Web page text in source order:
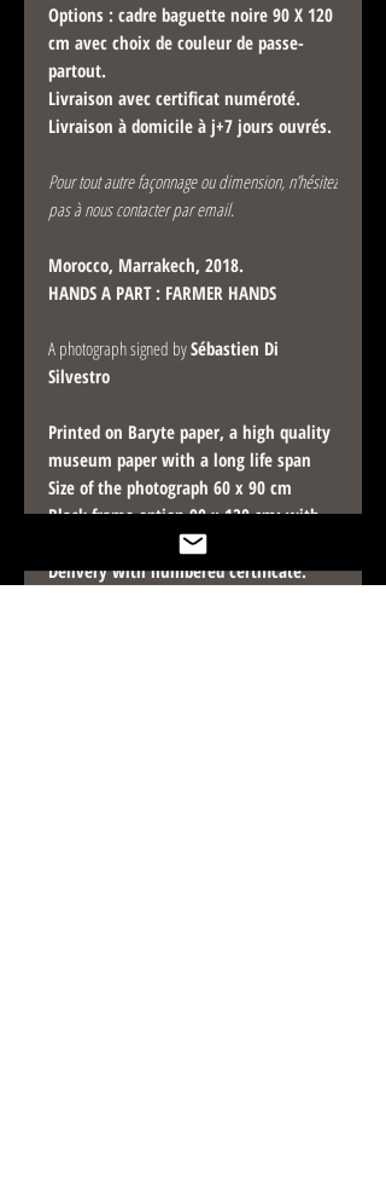
Options : cadre baguette noire 90 X 120
cm avec choix de couleur de passe-
partout.
Livraison avec certificat numéroté.
Livraison à domicile à j+7 jours ouvrés.
Pour tout autre façonnage ou dimension, n’hésitez
pas à nous contacter par email.
Morocco, Marrakech, 2018.
HANDS A PART : FARMER HANDS
A photograph signed bySébastien Di
Silvestro
Printed on Baryte paper, a high quality
museum paper with a long life span
Size of the photograph 60 x 90 cm
Black frame option 90 x 120 cm: with
choice of matting colour.
Delivery with numbered certificate.